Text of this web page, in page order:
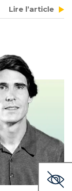
Lire l’article